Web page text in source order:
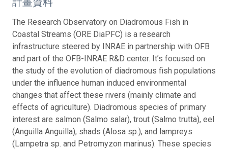
The Research Observatory on Diadromous Fish in
Coastal Streams (ORE DiaPFC) is a research
infrastructure steered by INRAE in partnership with OFB
and part of the OFB-INRAE R&D center. It’s focused on
the study of the evolution of diadromous fish populations
under the influence human induced environmental
changes that affect these rivers (mainly climate and
effects of agriculture). Diadromous species of primary
interest are salmon (Salmo salar), trout (Salmo trutta), eel
(Anguilla Anguilla), shads (Alosa sp.), and lampreys
(Lampetra sp. and Petromyzon marinus). These species